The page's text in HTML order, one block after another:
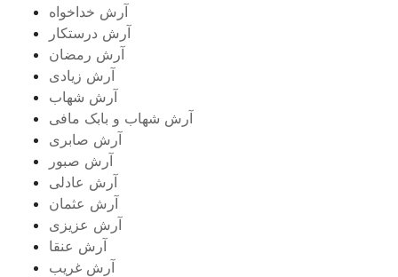
آرش خداخواه
آرش درستکار
آرش رمضان
آرش زیادی
آرش شهاب
آرش شهاب و بابک مافی
آرش صابری
آرش صبور
آرش عادلی
آرش عثمان
آرش عزیزی
آرش عنقا
آرش غریب